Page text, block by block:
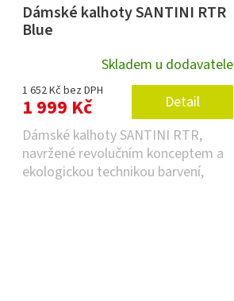
Dámské kalhoty SANTINI RTR
Blue
Skladem u dodavatele
1 652 Kč bez DPH
1 999 Kč
Detail
Dámské kalhoty SANTINI RTR,
navržené revolučním konceptem a
ekologickou technikou barvení,